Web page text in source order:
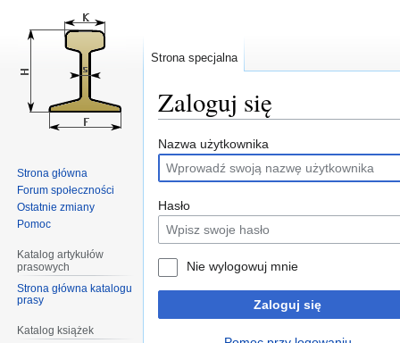
Zaloguj się
Przejdź
do
nawigacji
Przejdź
do
wyszukiwania
Nazwa użytkownika
Hasło
Nie wylogowuj mnie
Zaloguj się
Strona specjalna
Strona główna
Forum społeczności
Ostatnie zmiany
Pomoc
Katalog artykułów
prasowych
Strona główna katalogu
prasy
Katalog książek